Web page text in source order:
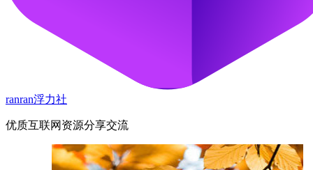
ranran浮力社
优质互联网资源分享交流